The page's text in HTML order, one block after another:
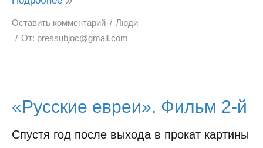
Оставить комментарий
Люди
От: pressubjoc@gmail.com
«Русские евреи». Фильм 2-й
Спустя год после выхода в прокат картины